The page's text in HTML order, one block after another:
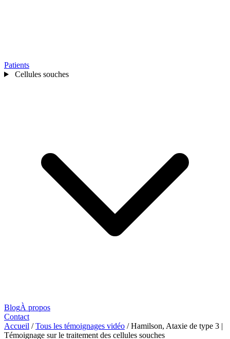
Patients
Cellules souches
BlogÀ propos
Contact
Accueil / Tous les témoignages vidéo / Hamilson, Ataxie de type 3 |
Témoignage sur le traitement des cellules souches